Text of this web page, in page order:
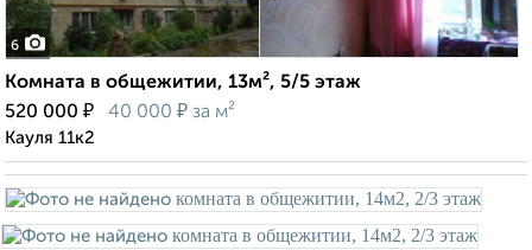
6
Комната в общежитии, 13м², 5/5 этаж
520 000 ₽ 40 000 ₽ за м²
Кауля 11к2